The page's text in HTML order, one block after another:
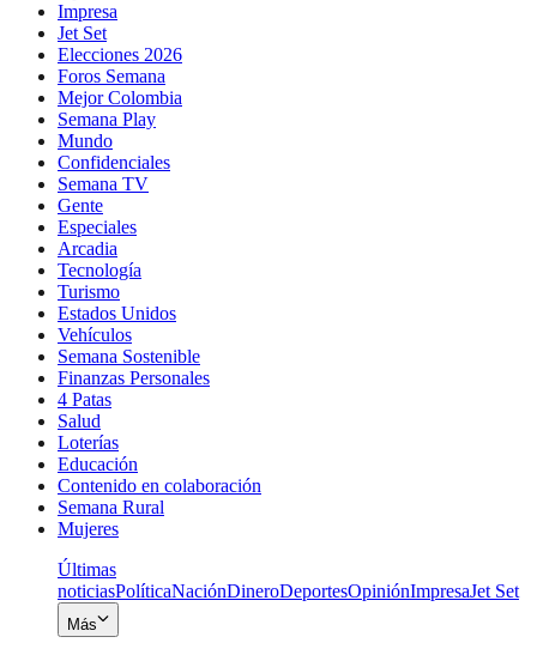
Impresa
Jet Set
Elecciones 2026
Foros Semana
Mejor Colombia
Semana Play
Mundo
Confidenciales
Semana TV
Gente
Especiales
Arcadia
Tecnología
Turismo
Estados Unidos
Vehículos
Semana Sostenible
Finanzas Personales
4 Patas
Salud
Loterías
Educación
Contenido en colaboración
Semana Rural
Mujeres
Últimas
noticiasPolíticaNaciónDineroDeportesOpiniónImpresaJet Set
Más